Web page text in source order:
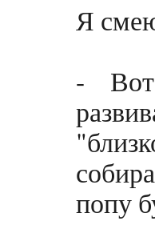
Я
-
попу